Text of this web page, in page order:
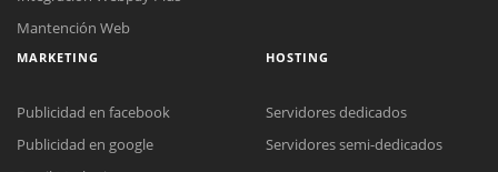
Mantención Web
MARKETING
Publicidad en facebook
Publicidad en google
HOSTING
Servidores dedicados
Servidores semi-dedicados